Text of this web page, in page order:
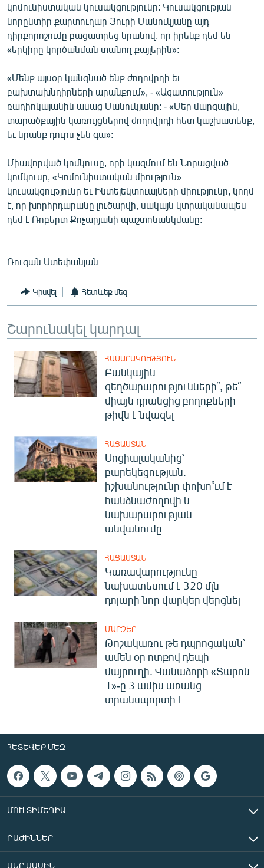
կոմունիստական կուսակցությունը: Կուսակցության
նորընտիր քարտուղար Յուրի Մանուկյանը այդ
դիրքորոշումը բացատրեց նրանով, որ իրենք դեմ են
«երկիրը կործանման տանող քայլերին»:
«Մենք այսօր կանգնած ենք ժողովրդի եւ
բախտախնդիրների արանքում», - «Ազատություն»
ռադիոկայանին ասաց Մանուկյանը: - «Մեր մարզային,
տարածքային կառույցներով ժողովրդի հետ կաշխատենք,
եւ նրանք դուրս չեն գա»:
Միավորված կոմկուսը, որի կազմում են Նորացված
կոմկուսը, «Կոմունիստական միություն»
կուսակցությունը եւ Ինտելեկտուալների միությունը, կողմ
է, որ խորհրդարանը լուծարվի, սակայն կտրականապես
դեմ է Ռոբերտ Քոչարյանի պաշտոնանկմանը:
Ռուզան Ստեփանյան
Կիսվել Հետևեք մեզ
Շարունակել կարդալ
ՀԱՍԱՐԱԿՈՒԹՅՈՒՆ
Բանկային
զեղծարարությունների՞, թե՞
միայն դրանցից բողոքների
թիվն է նվազել
ՀԱՅԱՍՏԱՆ
Սոցիալականից՝
բարեկեցության.
իշխանությունը փոխո՞ւմ է
հանձնաժողովի և
նախարարության
անվանումը
ՀԱՅԱՍՏԱՆ
Կառավարությունը
նախատեսում է 320 մլն
դոլարի նոր վարկեր վերցնել
ՄԱՐԶԵՐ
Թոշակառու թե դպրոցական՝
ամեն օր ոտքով դեպի
մայրուղի. Վանաձորի «Տարոն
1»-ը 3 ամիս առանց
տրանսպորտի է
ՀԵՏԵՎԵՔ ՄԵԶ
ՄՈՒԼՏԻՄԵԴԻԱ
ԲԱԺԻՆՆԵՐ
ՄԵՐ ՄԱՍԻՆ